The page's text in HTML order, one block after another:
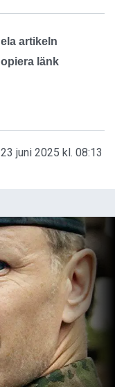
artikeln
länk
23 juni 2025 kl. 08:13